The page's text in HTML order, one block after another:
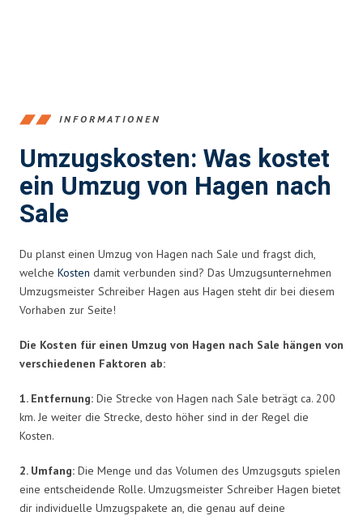
INFORMATIONEN
Umzugskosten: Was kostet
ein Umzug von Hagen nach
Sale
Du planst einen Umzug von Hagen nach Sale und fragst dich,
welche Kosten damit verbunden sind? Das Umzugsunternehmen
Umzugsmeister Schreiber Hagen aus Hagen steht dir bei diesem
Vorhaben zur Seite!
Die Kosten für einen Umzug von Hagen nach Sale hängen von
verschiedenen Faktoren ab:
1. Entfernung: Die Strecke von Hagen nach Sale beträgt ca. 200
km. Je weiter die Strecke, desto höher sind in der Regel die
Kosten.
2. Umfang: Die Menge und das Volumen des Umzugsguts spielen
eine entscheidende Rolle. Umzugsmeister Schreiber Hagen bietet
dir individuelle Umzugspakete an, die genau auf deine